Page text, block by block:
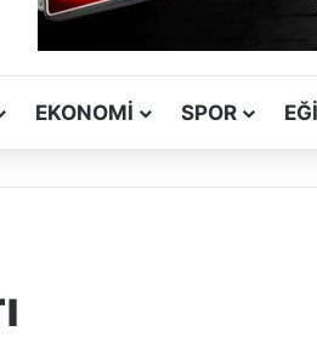
EKONOMI SPOR